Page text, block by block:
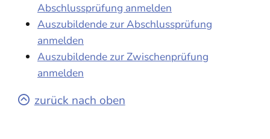
Abschlussprüfung anmelden
Auszubildende zur Abschlussprüfung
anmelden
Auszubildende zur Zwischenprüfung
anmelden
zurück nach oben